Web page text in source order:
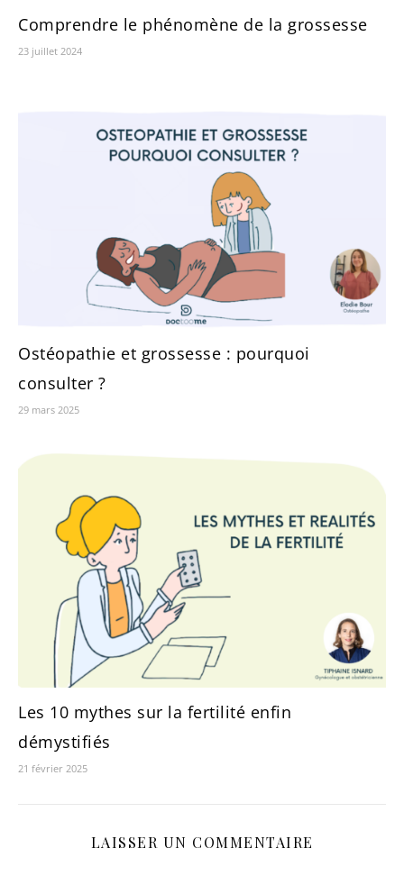
Comprendre le phénomène de la grossesse
23 juillet 2024
Ostéopathie et grossesse : pourquoi
consulter ?
29 mars 2025
Les 10 mythes sur la fertilité enfin
démystifiés
21 février 2025
LAISSER UN COMMENTAIRE